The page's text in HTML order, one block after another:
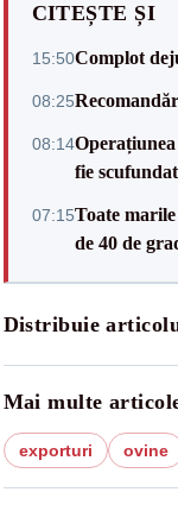
CITEȘTE ȘI
15:50Complot
08:25
08:14
fie
07:15Toate
de 40 de
Distribuie
Mai multe
exporturi ovine